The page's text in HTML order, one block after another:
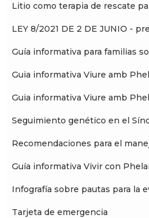
Litio como terapia de rescate
LEY 8/2021 DE 2 DE JUNIO -
Guía informativa para familias
Guia informativa Viure amb
Guia informativa Viure amb
Seguimiento genético en el
Recomendaciones para el
Guía informativa Vivir con
Infografía sobre pautas para la
Tarjeta de emergencia